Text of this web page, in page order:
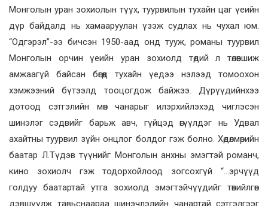
Монголын уран зохиолын түүх, туурвилын тухайн цаг үеийн
дүр байдалд нь хамааруулан үзэж судлах нь чухал юм.
“Одгэрэл”-ээ бичсэн 1950-аад онд тууж, романы туурвил
Монголын орчин үеийн уран зохиолд төдий л төлөвшиж
амжаагүй байсан бөгөөд тухайн үедээ нэлээд томоохон
хэмжээний бүтээлд тооцогдож байжээ. Дүрүүдийнхээ
дотоод сэтгэлийн мөн чанарыг илэрхийлэхэд чиглэсэн
шинэлэг сэдвийг барьж авч, гүйцэд өгүүлдэг нь Удвал
ахайтны туурвил зүйн онцлог болдог гэж болно. Хөдөлмөрийн
баатар Л.Түдэв түүнийг Монголын анхны эмэгтэй романч,
кино зохиолч гэж тодорхойлоод зогсохгүй “…эрчүүд
голдуу баатартай утга зохиолд эмэгтэйчүүдийг төвийлгөн
дэвшүүлж тавьснаараа шинэчлэлийн чанартай сэтгэлгээг